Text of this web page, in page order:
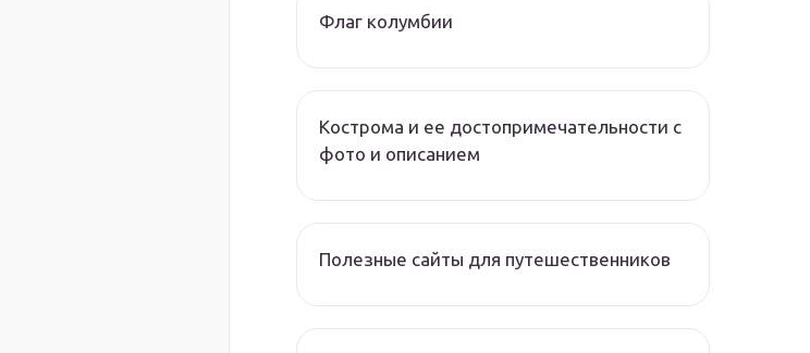
Флаг колумбии
Кострома и ее достопримечательности с
фото и описанием
Полезные сайты для путешественников